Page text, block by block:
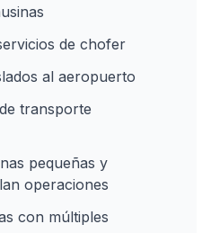
de chofer
al aeropuerto
transporte
pequeñas y
operaciones
con múltiples